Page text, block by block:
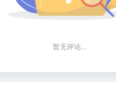
暂无评论...